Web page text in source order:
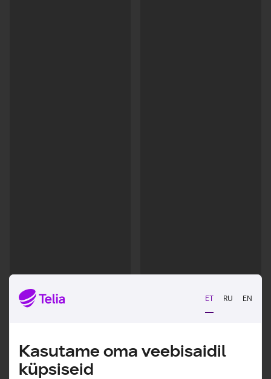
ET RU EN
Kasutame oma veebisaidil
küpsiseid
Andmete
laadimine